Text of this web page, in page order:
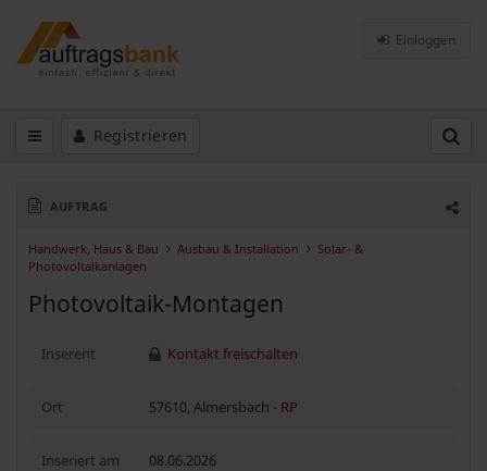
Einloggen
Registrieren
AUFTRAG
Handwerk, Haus & Bau Ausbau & Installation
Solar- &
Photovoltaikanlagen
Photovoltaik-Montagen
Inserent Kontakt freischalten
Ort 57610, Almersbach - RP
Inseriert am 08.06.2026